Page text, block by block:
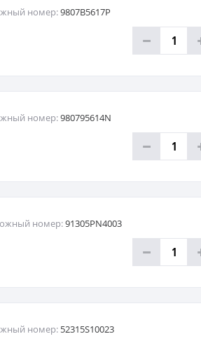
номер:9807B5617P
номер:980795614N
номер:91305PN4003
номер: 52315S10023